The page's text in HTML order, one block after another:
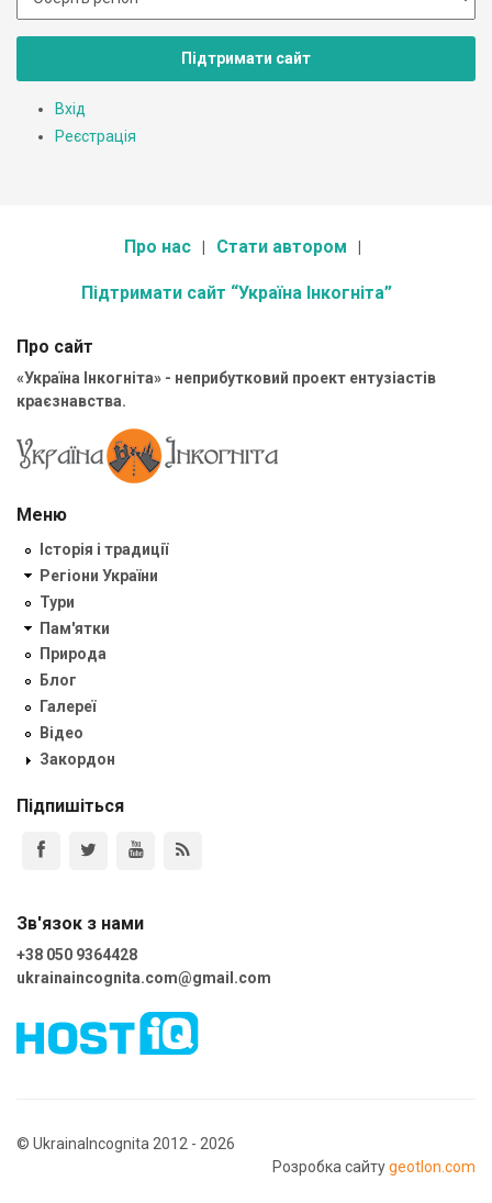
Підтримати сайт
Вхід
Реєстрація
Про нас Стати автором
Підтримати сайт “Україна Інкогніта”
Про сайт
«Україна Інкогніта» - неприбутковий проект ентузіастів
краєзнавства.
Меню
Історія і традиції
Регіони України
Тури
Пам'ятки
Природа
Блог
Галереї
Відео
Закордон
Підпишіться
Зв'язок з нами
+38 050 9364428
ukrainaincognita.com@gmail.com
© UkrainaIncognita 2012 - 2026
Розробка сайтуgeotlon.com